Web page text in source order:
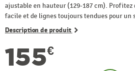
ajustable en hauteur (129-187 cm). Profitez
facile et de lignes toujours tendues pour un
Description de produit
155€